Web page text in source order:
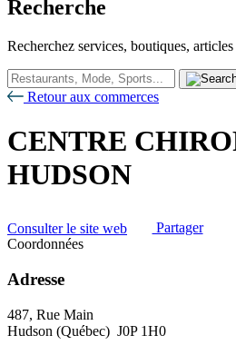
Recherche
Recherchez services, boutiques,
Retour aux commerces
CENTRE
HUDSON
Consulter le site web
Partager
Coordonnées
Adresse
487, Rue Main
Hudson (Québec) J0P 1H0